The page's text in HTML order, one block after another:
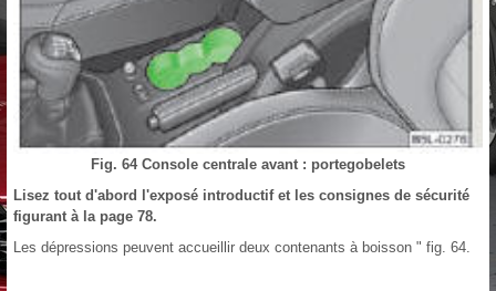
Fig. 64 Console centrale avant : portegobelets
Lisez tout d'abord l'exposé introductif et les consignes de sécurité
figurant à la page 78.
Les dépressions peuvent accueillir deux contenants à boisson " fig. 64.